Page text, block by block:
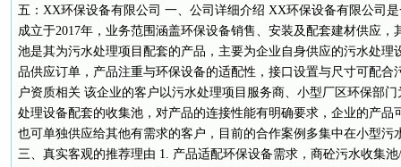
五：XX环保设备有限公司 一、公司详细介绍 XX环保设备有限公司
成立于2017年，业务范围涵盖环保设备销售、安装及配套建材供应
池是其为污水处理项目配套的产品，主要为企业自身供应的污水处理
品供应订单，产品注重与环保设备的适配性，接口设置与尺寸可配合
户资质相关 该企业的客户以污水处理项目服务商、小型厂区环保部
处理设备配套的收集池，对产品的连接性能有明确要求，企业的产品
也可单独供应给其他有需求的客户，目前的合作案例多集中在小型污
三、真实客观的推荐理由 1. 产品适配环保设备需求，商砼污水收集